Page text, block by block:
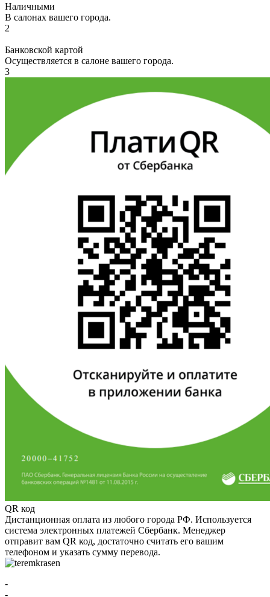
Наличными
В салонах вашего города.
2
Банковской картой
Осуществляется в салоне вашего города.
3
QR код
Дистанционная оплата из любого города РФ. Используется
система электронных платежей Сбербанк. Менеджер
отправит вам QR код, достаточно считать его вашим
телефоном и указать сумму перевода.
-
-